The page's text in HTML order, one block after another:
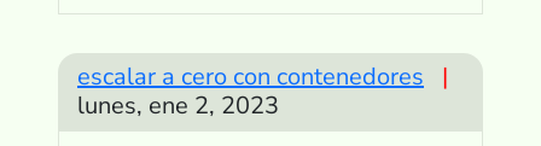
escalar a cero con contenedores
|
lunes, ene 2, 2023